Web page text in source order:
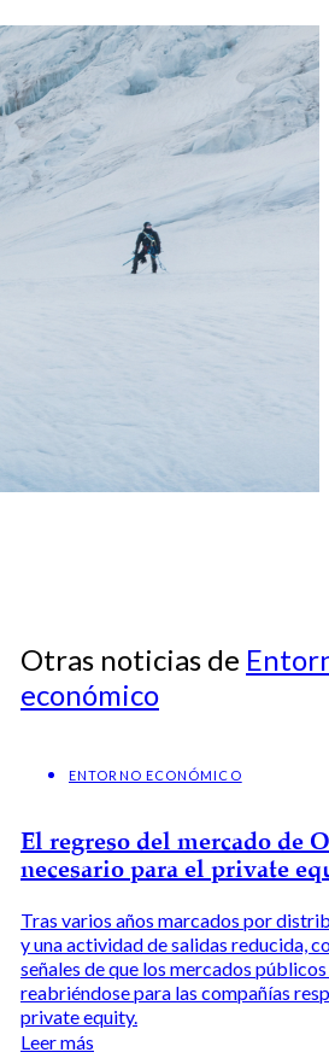
Otras noticias de
económico
ENTORNO ECONÓMICO
El regreso del mercado de
necesario para el private
Tras varios años marcados por
y una actividad de salidas reducida,
señales de que los mercados
reabriéndose para las compañías
private equity.
Leer más